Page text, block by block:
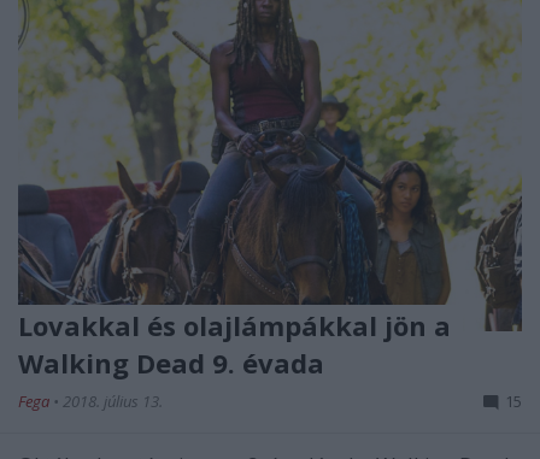
Lovakkal és olajlámpákkal jön a
Walking Dead 9. évada
Fega • 2018. július 13. 15